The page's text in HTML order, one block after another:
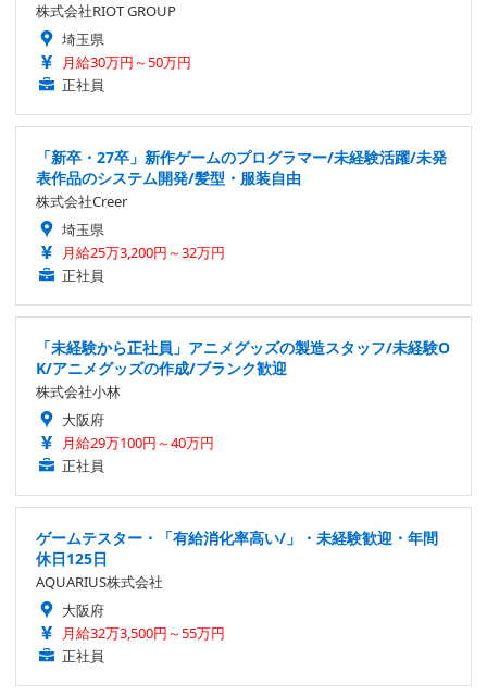
株式会社RIOT GROUP
埼玉県
月給30万円～50万円
正社員
「新卒・27卒」新作ゲームのプログラマー/未経験活躍/未発
表作品のシステム開発/髪型・服装自由
株式会社Creer
埼玉県
月給25万3,200円～32万円
正社員
「未経験から正社員」アニメグッズの製造スタッフ/未経験O
K/アニメグッズの作成/ブランク歓迎
株式会社小林
大阪府
月給29万100円～40万円
正社員
ゲームテスター・「有給消化率高い/」・未経験歓迎・年間
休日125日
AQUARIUS株式会社
大阪府
月給32万3,500円～55万円
正社員